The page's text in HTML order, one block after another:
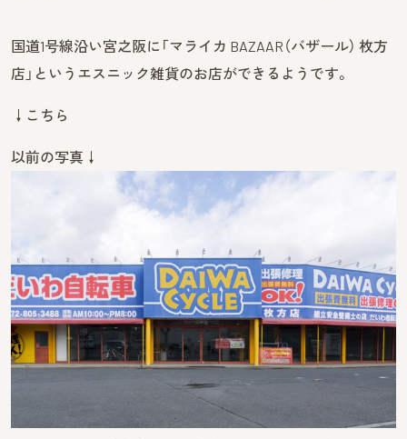
国道1号線沿い宮之阪に「マライカ BAZAAR（バザール） 枚方
店」というエスニック雑貨のお店ができるようです。
↓こちら
以前の写真↓